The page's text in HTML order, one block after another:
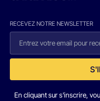
RECEVEZ NOTRE NEWSLETTER
En cliquant sur s'inscrire,